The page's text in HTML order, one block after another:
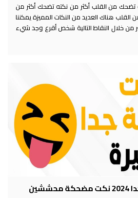
من القلب أكثر من نكته تضحك أكثر من
هناك العديد من النكات المميزة يمكننا
من خلال النقاط التالية شخص أقرع وجد شيء